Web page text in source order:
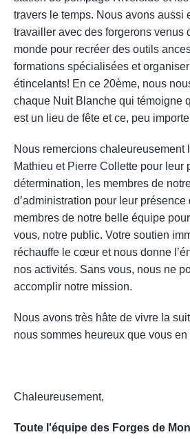
travers le temps. Nous avons aussi
travailler avec des forgerons venus
monde pour recréer des outils
formations spécialisées et
étincelants! En ce 20ème, nous
chaque Nuit Blanche qui témoigne
est un lieu de fête et ce, peu
Nous remercions chaleureusement
Mathieu et Pierre Collette pour leur
détermination, les membres de
d’administration pour leur
membres de notre belle équipe
vous, notre public. Votre soutien
réchauffe le cœur et nous donne
nos activités. Sans vous, nous ne
accomplir notre mission.
Nous avons très hâte de vivre la
nous sommes heureux que vous
Chaleureusement,
Toute l'équipe des Forges de